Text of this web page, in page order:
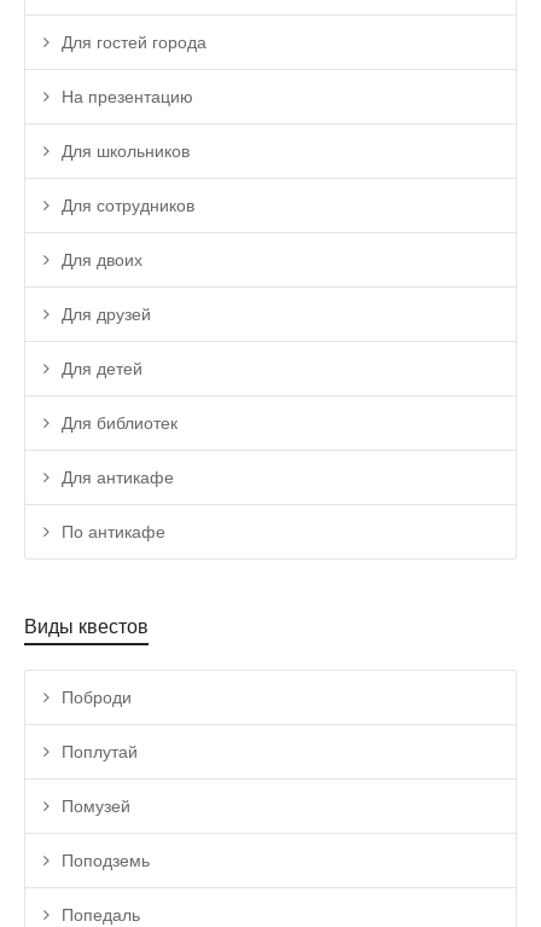
Для гостей города
На презентацию
Для школьников
Для сотрудников
Для двоих
Для друзей
Для детей
Для библиотек
Для антикафе
По антикафе
Виды квестов
Поброди
Поплутай
Помузей
Поподземь
Попедаль